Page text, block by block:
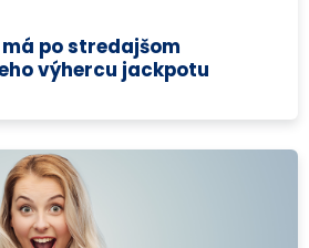
má po stredajšom
výhercu jackpotu